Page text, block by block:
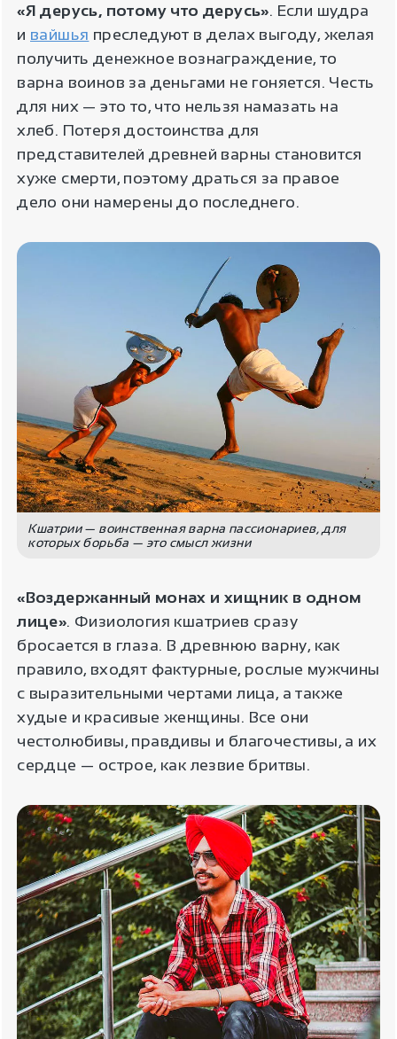
«Я дерусь, потому что дерусь». Если шудра
и вайшья преследуют в делах выгоду, желая
получить денежное вознаграждение, то
варна воинов за деньгами не гоняется. Честь
для них — это то, что нельзя намазать на
хлеб. Потеря достоинства для
представителей древней варны становится
хуже смерти, поэтому драться за правое
дело они намерены до последнего.
Кшатрии — воинственная варна пассионариев, для
которых борьба — это смысл жизни
«Воздержанный монах и хищник в одном
лице». Физиология кшатриев сразу
бросается в глаза. В древнюю варну, как
правило, входят фактурные, рослые мужчины
с выразительными чертами лица, а также
худые и красивые женщины. Все они
честолюбивы, правдивы и благочестивы, а их
сердце — острое, как лезвие бритвы.